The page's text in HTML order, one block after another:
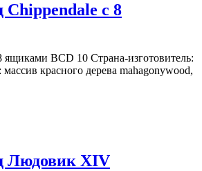
Chippendale с 8
ящиками BCD 10 Страна-изготовитель:
красного дерева mahagonywood,
Людовик XIV